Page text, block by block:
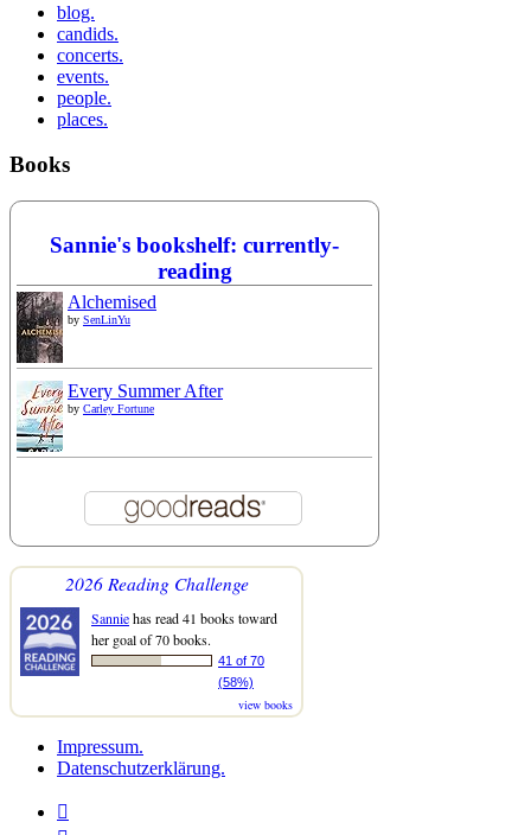
blog.
candids.
concerts.
events.
people.
places.
Books
Sannie's bookshelf: currently-
reading
Alchemised
by SenLinYu
Every Summer After
by Carley Fortune
2026 Reading Challenge
Sanniehas read 41 books toward
her goal of 70 books.
41 of 70
(58%)
view books
Impressum.
Datenschutzerklärung.